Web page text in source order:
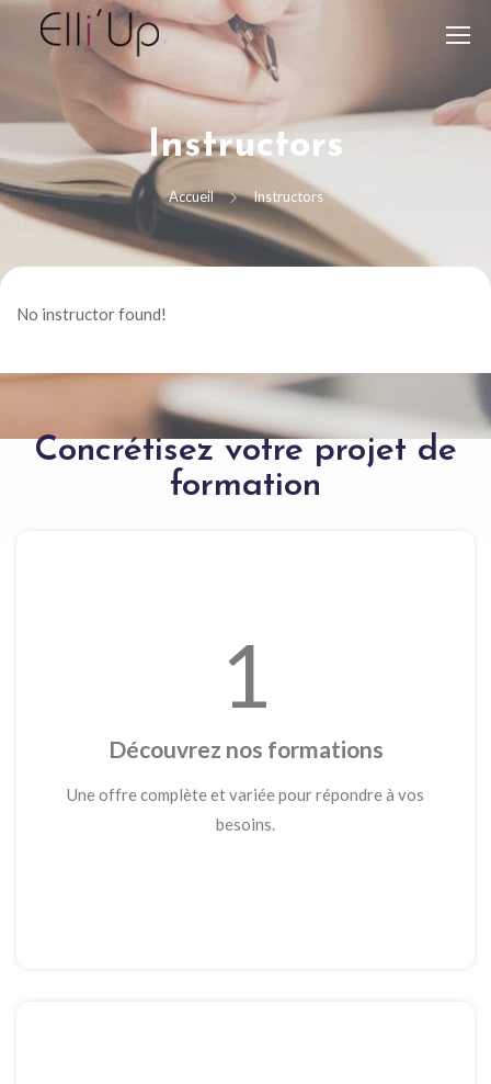
Instructors
Accueil Instructors
No instructor found!
Concrétisez votre projet de
formation
1
Découvrez nos formations
Une offre complète et variée pour répondre à vos
besoins.